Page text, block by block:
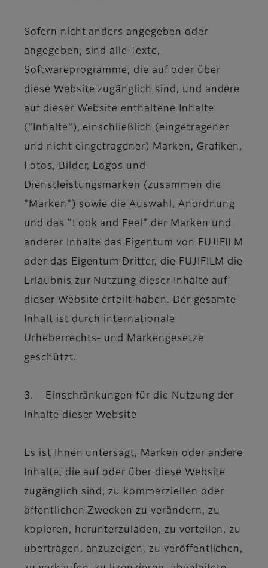
Sofern nicht anders angegeben oder
angegeben, sind alle Texte,
Softwareprogramme, die auf oder über
diese Website zugänglich sind, und andere
auf dieser Website enthaltene Inhalte
("Inhalte"), einschließlich (eingetragener
und nicht eingetragener) Marken, Grafiken,
Fotos, Bilder, Logos und
Dienstleistungsmarken (zusammen die
"Marken") sowie die Auswahl, Anordnung
und das "Look and Feel" der Marken und
anderer Inhalte das Eigentum von FUJIFILM
oder das Eigentum Dritter, die FUJIFILM die
Erlaubnis zur Nutzung dieser Inhalte auf
dieser Website erteilt haben. Der gesamte
Inhalt ist durch internationale
Urheberrechts- und Markengesetze
geschützt.
3. Einschränkungen für die Nutzung der
Inhalte dieser Website
Es ist Ihnen untersagt, Marken oder andere
Inhalte, die auf oder über diese Website
zugänglich sind, zu kommerziellen oder
öffentlichen Zwecken zu verändern, zu
kopieren, herunterzuladen, zu verteilen, zu
übertragen, anzuzeigen, zu veröffentlichen,